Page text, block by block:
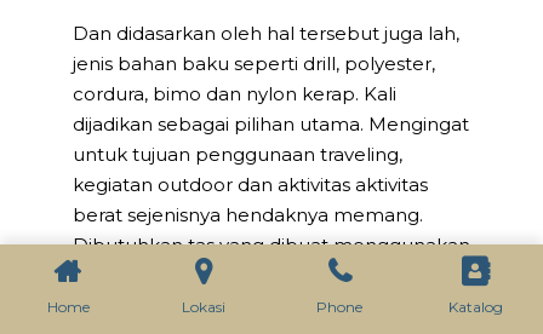
Dan didasarkan oleh hal tersebut juga lah,
jenis bahan baku seperti drill, polyester,
cordura, bimo dan nylon kerap. Kali
dijadikan sebagai pilihan utama. Mengingat
untuk tujuan penggunaan traveling,
kegiatan outdoor dan aktivitas aktivitas
berat sejenisnya hendaknya memang.
Dibutuhkan tas yang dibuat menggunakan
bahan baku dengan karakter kuat, tahan
abrasi, dan awet. Dimana drill, polyester,
Home Lokasi Phone Katalog